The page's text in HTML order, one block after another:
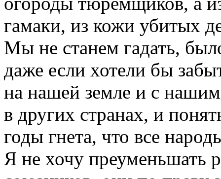
гамаки, из кожи убитых
Мы не станем гадать,
даже если хотели бы
на нашей земле и с
в других странах, и
годы гнета, что все
Я не хочу преуменьшать